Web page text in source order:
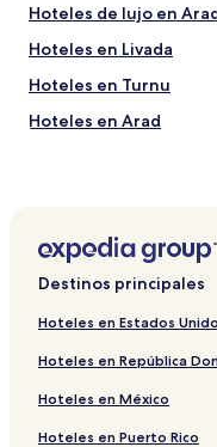
Hoteles de lujo en
Hoteles en Livada
Hoteles en Turnu
Hoteles en Arad
Hoteles en Macea
Hoteles en Grăniceri
Hoteles en Nădab
Destinos principales
Hoteles en Estados
Hoteles en República
Hoteles en México
Hoteles en Puerto Rico